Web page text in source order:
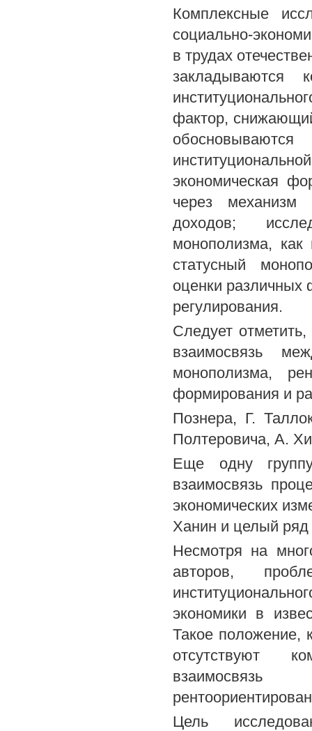
Комплексные
социально-
в трудах
закладываются
фактор,
экономическая
через механизм
доходов;
монополизма, как
статусный
оценки различных
регулирования.
Следует
взаимосвязь
монополизма,
формирования и
Познера, Г.
Полтеровича, А.
Еще одну
взаимосвязь
экономических
Ханин и целый ряд
Несмотря на
авторов,
экономики в
Такое положение,
отсутствуют
Цель